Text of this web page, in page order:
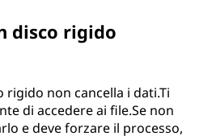
disco rigido
rigido non cancella i dati.Ti
di accedere ai file.Se non
e deve forzare il processo,